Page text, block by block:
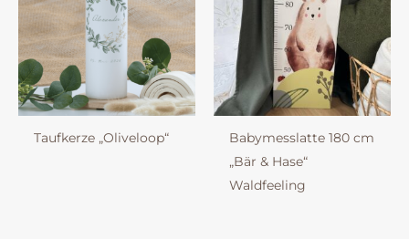
Taufkerze „Oliveloop“
Babymesslatte 180 cm
„Bär & Hase“
Waldfeeling